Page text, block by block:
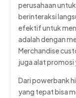
perusahaan
berinteraksi
efektif untuk
adalah dengan
Merchandise
juga alat
Dari powerbank
yang tepat bisa